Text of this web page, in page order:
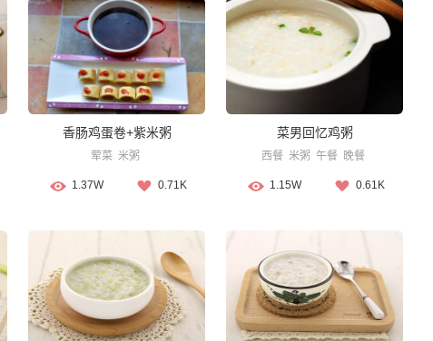
香肠鸡蛋卷+紫米粥
荤菜 米粥
1.37W 0.71K
菜男回忆鸡粥
西餐 米粥 午餐 晚餐
1.15W 0.61K